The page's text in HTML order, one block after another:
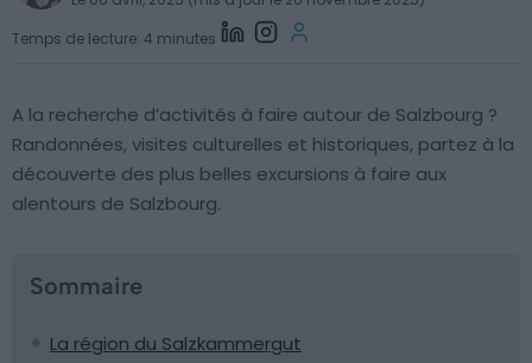
Temps de lecture: 4 minutes
A la recherche d’activités à faire autour de Salzbourg ?
Randonnées, visites culturelles et historiques, partez à la
découverte des plus belles excursions à faire aux
alentours de Salzbourg.
Sommaire
La région du Salzkammergut